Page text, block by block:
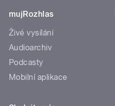
mujRozhlas
Živé vysílání
Audioarchiv
Podcasty
Mobilní aplikace